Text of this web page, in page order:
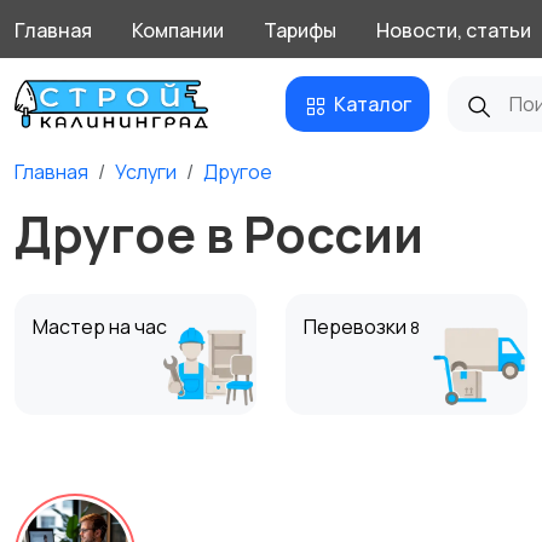
Главная Компании Тарифы Новости, статьи
Каталог
Главная Услуги Другое
Другое в России
Мастер на час Перевозки 8